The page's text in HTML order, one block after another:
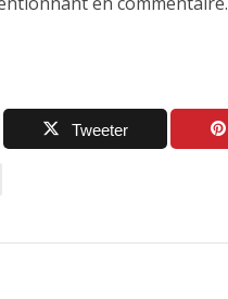
Tweeter